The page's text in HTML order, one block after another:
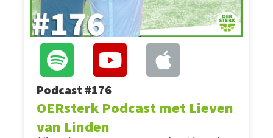
Podcast #176
OERsterk Podcast met Lieven
van Linden